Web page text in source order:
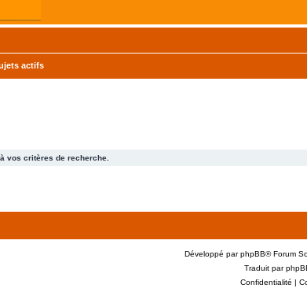
actifs
vos critères de recherche.
Développé parphpBB® Forum
Traduit par
Confidentialité |